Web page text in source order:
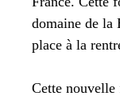
domaine de la
place à la
Cette nouvelle